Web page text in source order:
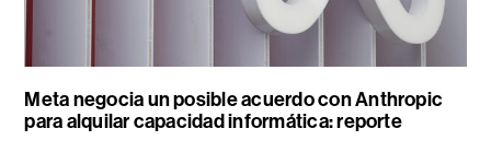
Meta negocia un posible acuerdo con Anthropic
para alquilar capacidad informática: reporte